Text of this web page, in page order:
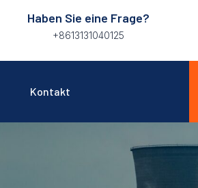
Haben Sie eine Frage?
+8613131040125
Kontakt